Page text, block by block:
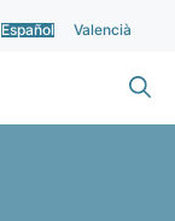
Español Valencià